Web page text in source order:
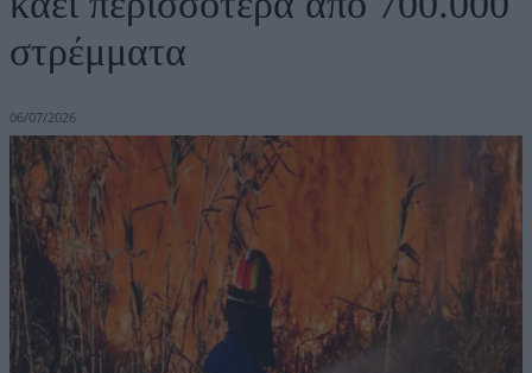
στρέμματα
06/07/2026